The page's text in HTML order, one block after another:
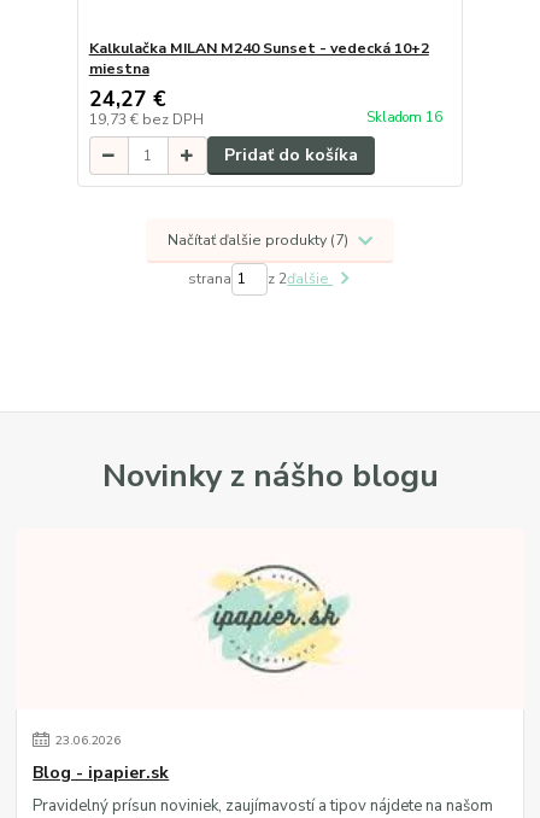
Kalkulačka MILAN M240 Sunset - vedecká 10+2
miestna
24,27 €
19,73 € bez DPH Skladom 16
Pridať do košíka
Načítať ďalšie produkty (7)
strana z 2ďalšie
Novinky z nášho blogu
23.06.2026
Blog - ipapier.sk
Pravidelný prísun noviniek, zaujímavostí a tipov nájdete na našom